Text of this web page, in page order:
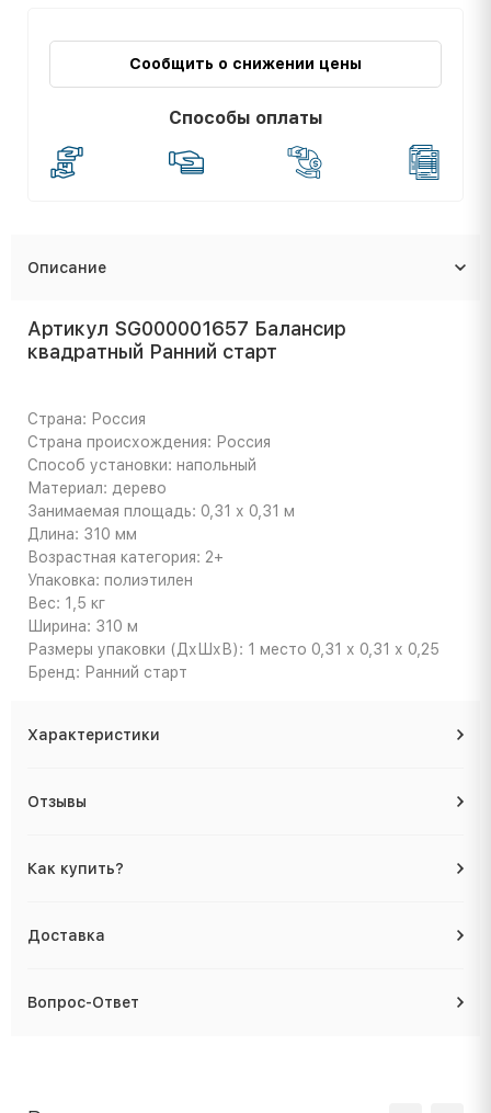
Сообщить о снижении цены
Способы оплаты
Описание
Артикул SG000001657 Балансир
квадратный Ранний старт
Страна: Россия
Страна происхождения: Россия
Способ установки: напольный
Материал: дерево
Занимаемая площадь: 0,31 х 0,31 м
Длина: 310 мм
Возрастная категория: 2+
Упаковка: полиэтилен
Вес: 1,5 кг
Ширина: 310 м
Размеры упаковки (ДхШхВ): 1 место 0,31 х 0,31 х 0,25
Бренд: Ранний старт
Характеристики
Отзывы
Как купить?
Доставка
Вопрос-Ответ